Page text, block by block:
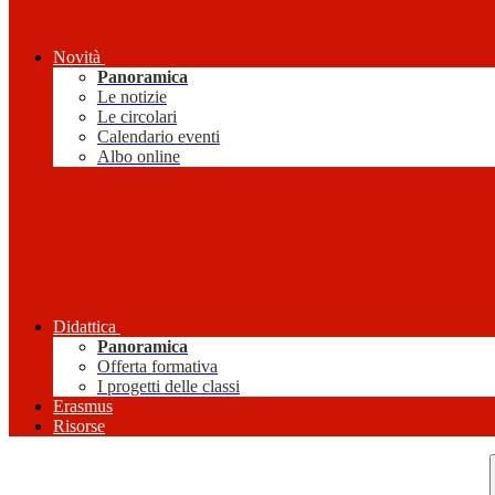
Novità
Panoramica
Le notizie
Le circolari
Calendario eventi
Albo online
Didattica
Panoramica
Offerta formativa
I progetti delle classi
Erasmus
Risorse